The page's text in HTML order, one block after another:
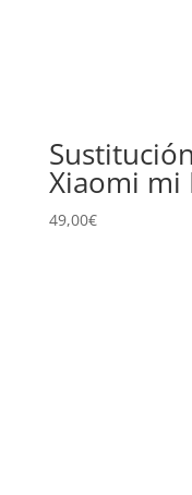
Xiaomi mi
49,00€